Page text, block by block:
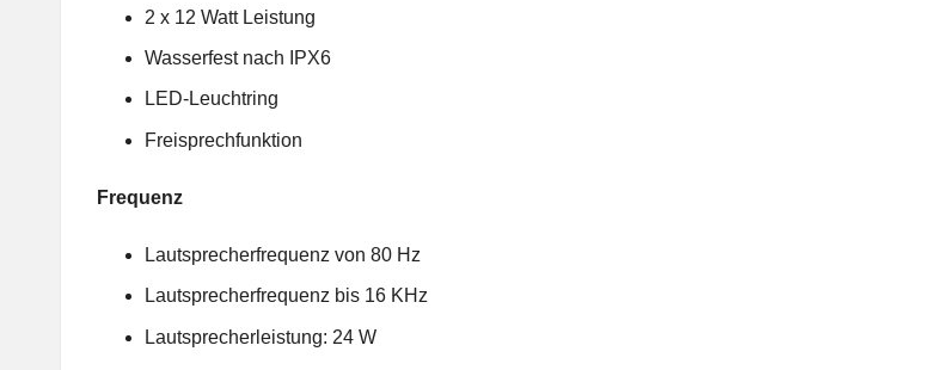
2 x 12 Watt Leistung
Wasserfest nach IPX6
LED-Leuchtring
Freisprechfunktion
Frequenz
Lautsprecherfrequenz von 80 Hz
Lautsprecherfrequenz bis 16 KHz
Lautsprecherleistung: 24 W